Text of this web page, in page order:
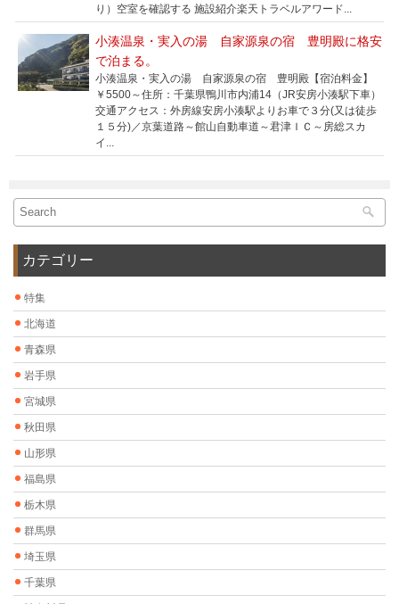
り）空室を確認する 施設紹介楽天トラベルアワード...
小湊温泉・実入の湯 自家源泉の宿 豊明殿に格安
で泊まる。
小湊温泉・実入の湯 自家源泉の宿 豊明殿【宿泊料金】
￥5500～住所：千葉県鴨川市内浦14（JR安房小湊駅下車）
交通アクセス：外房線安房小湊駅よりお車で３分(又は徒歩
１５分)／京葉道路～館山自動車道～君津ＩＣ～房総スカ
イ...
カテゴリー
特集
北海道
青森県
岩手県
宮城県
秋田県
山形県
福島県
栃木県
群馬県
埼玉県
千葉県